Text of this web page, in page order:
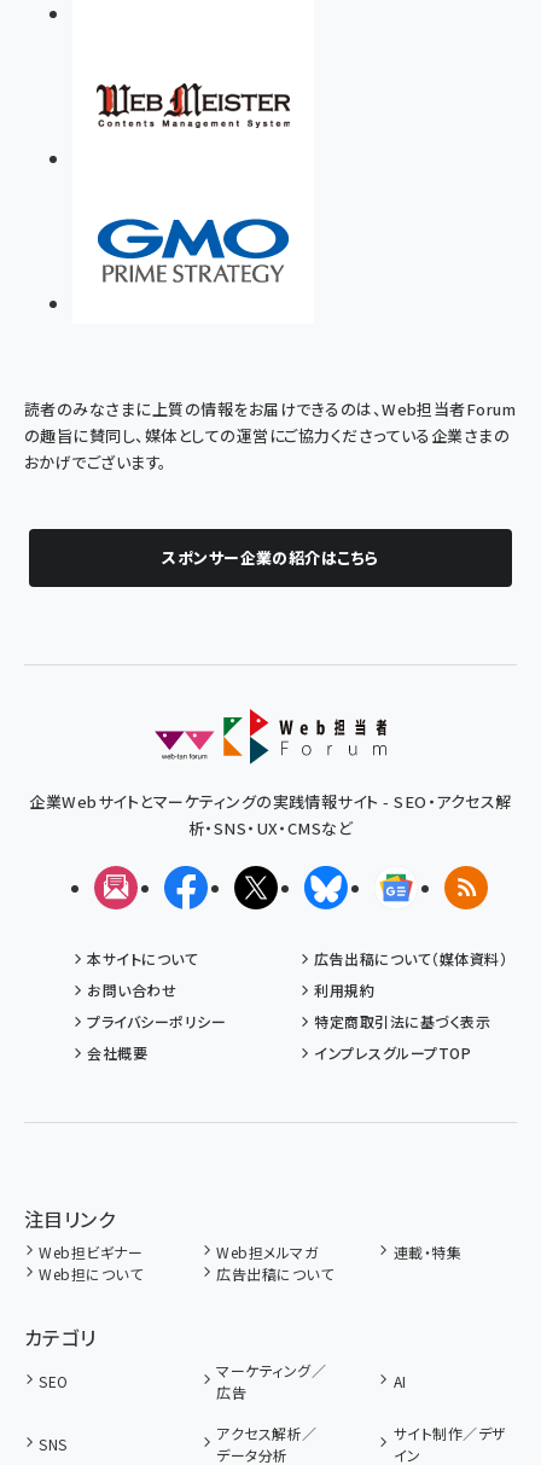
読者のみなさまに上質の情報をお届けできるのは、Web担当者Forum
の趣旨に賛同し、媒体としての運営にご協力くださっている企業さまの
おかげでございます。
スポンサー企業の紹介はこちら
企業Webサイトとマーケティングの実践情報サイト - SEO・アクセス解
析・SNS・UX・CMSなど
メルマガFacebookX(エックス)BlueskyGoogleニュ
RSS
本サイトについて
広告出稿について（媒体資料）
お問い合わせ
利用規約
プライバシーポリシー
特定商取引法に基づく表示
会社概要
インプレスグループTOP
注目リンク
Web担ビギナー Web担メルマガ
連載・特集
Web担について
広告出稿について
カテゴリ
SEO
マーケティング／
広告
AI
SNS
アクセス解析／
データ分析
サイト制作／デザ
イン